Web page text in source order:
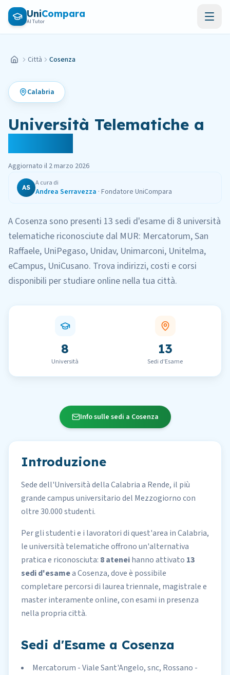
Vai al contenuto principale
UniCompara
AI Tutor
Home Città Cosenza
Calabria
Università Telematiche a
Aggiornato il 2 marzo 2026
AS
A cura di
Andrea Serravezza · Fondatore UniCompara
A Cosenza sono presenti 13 sedi d'esame di 8 università
telematiche riconosciute dal MUR: Mercatorum, San
Raffaele, UniPegaso, Unidav, Unimarconi, Unitelma,
eCampus, UniCusano. Trova indirizzi, costi e corsi
disponibili per studiare online nella tua città.
8
Università
13
Sedi d'Esame
Info sulle sedi a Cosenza
Introduzione
Sede dell'Università della Calabria a Rende, il più
grande campus universitario del Mezzogiorno con
oltre 30.000 studenti.
Per gli studenti e i lavoratori di quest'area in Calabria,
le università telematiche offrono un'alternativa
pratica e riconosciuta: 8 ateneihanno attivato 13
sedi d'esamea Cosenza, dove è possibile
completare percorsi di laurea triennale, magistrale e
master interamente online, con esami in presenza
nella propria città.
Sedi d'Esame a Cosenza
Mercatorum - Viale Sant'Angelo, snc, Rossano -